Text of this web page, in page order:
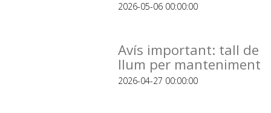
2026-05-06 00:00:00
Avís important: tall de
llum per manteniment
2026-04-27 00:00:00